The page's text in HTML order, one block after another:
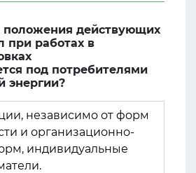
положения действующих
при работах в
под потребителями
энергии?
независимо от форм
и организационно-
индивидуальные